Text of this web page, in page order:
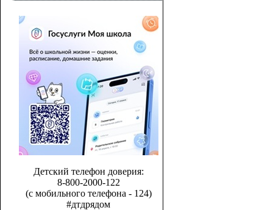
Детский телефон доверия:
8-800-2000-122
(с мобильного телефона - 124)
#дтдрядом